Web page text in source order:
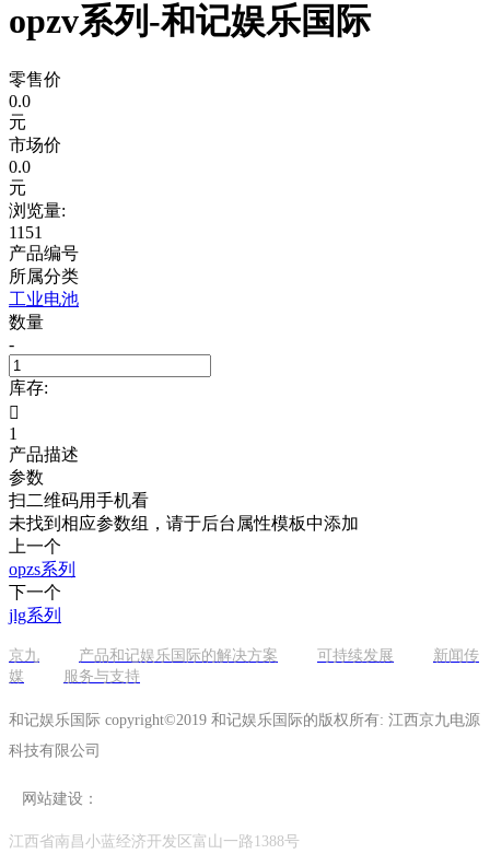
opzv系列-和记娱乐国际
零售价
0.0
元
市场价
0.0
元
浏览量:
1151
产品编号
所属分类
工业电池
数量
-
库存:

1
产品描述
参数
扫二维码用手机看
未找到相应参数组，请于后台属性模板中添加
上一个
opzs系列
下一个
jlg系列
京九 产品和记娱乐国际的解决方案 可持续发展
新闻传
媒
服务与支持
和记娱乐国际 copyright©2019 和记娱乐国际的版权所有: 江西京九电源
科技有限公司
网站建设：
江西省南昌小蓝经济开发区富山一路1388号